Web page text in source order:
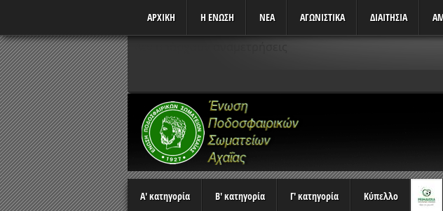
ΑΡΧΙΚΗ Η ΕΝΩΣΗ ΝΕΑ ΑΓΩΝΙΣΤΙΚΆ ΔΙΑΙΤΗΣΙΑ
Α' κατηγορία Β' κατηγορία Γ' κατηγορία Κύπελλο